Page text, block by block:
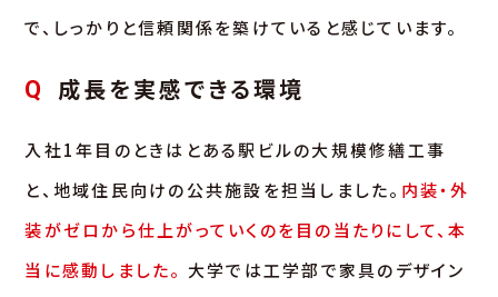
で、しっかりと信頼関係を築けていると感じています。
Q 成長を実感できる環境
入社1年目のときはとある駅ビルの大規模修繕工事
と、地域住民向けの公共施設を担当しました。 内装・外
装がゼロから仕上がっていくのを目の当たりにして、本
当に感動しました。 大学では工学部で家具のデザイン